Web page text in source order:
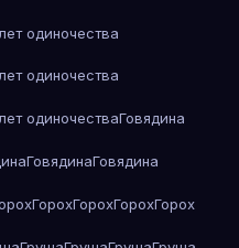
одиночества
одиночества
одиночестваГовядина
ГовядинаГовядина
ГорохГорохГорохГорох